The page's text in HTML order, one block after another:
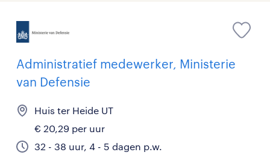
Administratief medewerker, Ministerie
van Defensie
Huis ter Heide UT
€ 20,29 per uur
32 - 38 uur, 4 - 5 dagen p.w.